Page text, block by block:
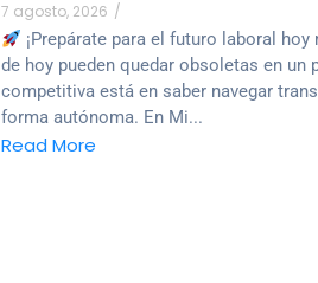
7 agosto, 2026 /
¡Prepárate para el futuro laboral hoy
de hoy pueden quedar obsoletas en un
competitiva está en saber navegar
forma autónoma. En Mi...
Read More